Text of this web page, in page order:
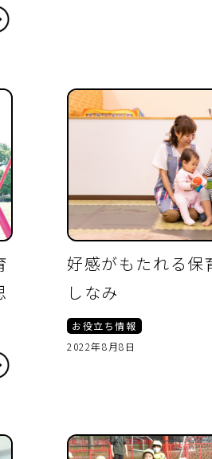
好感がもたれる保
しなみ
お役立ち情報
2022年8月8日